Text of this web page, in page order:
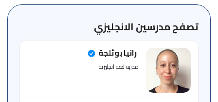
الأساسية
للمنصة
الإرشادي
تصفح مدرسين الانجليزي
رانيا بوثلجة
مدربه لغه انجليزيه